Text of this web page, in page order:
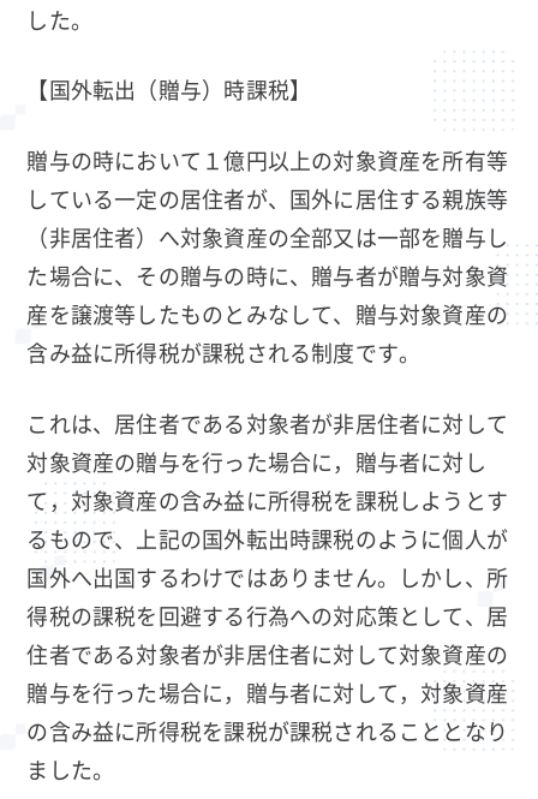
した。
【国外転出（贈与）時課税】
贈与の時において１億円以上の対象資産を所有等
している一定の居住者が、国外に居住する親族等
（非居住者）へ対象資産の全部又は一部を贈与し
た場合に、その贈与の時に、贈与者が贈与対象資
産を譲渡等したものとみなして、贈与対象資産の
含み益に所得税が課税される制度です。
これは、居住者である対象者が非居住者に対して
対象資産の贈与を行った場合に，贈与者に対し
て，対象資産の含み益に所得税を課税しようとす
るもので、上記の国外転出時課税のように個人が
国外へ出国するわけではありません。しかし、所
得税の課税を回避する行為への対応策として、居
住者である対象者が非居住者に対して対象資産の
贈与を行った場合に，贈与者に対して，対象資産
の含み益に所得税を課税が課税されることとなり
ました。